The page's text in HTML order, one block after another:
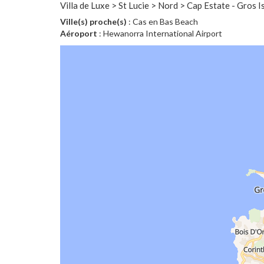
Villa de Luxe > St Lucie > Nord > Cap Estate - Gros
Ville(s) proche(s) : Cas en Bas Beach
Aéroport : Hewanorra International Airport